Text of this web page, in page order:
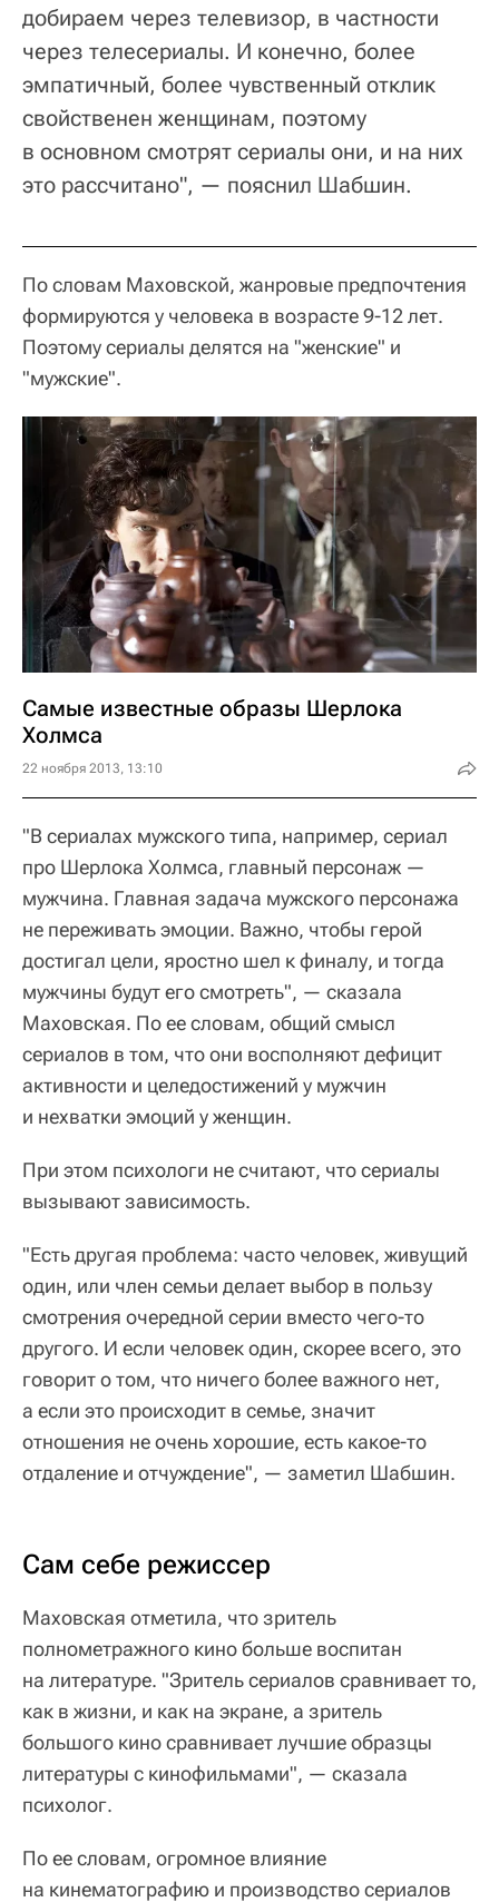
добираем через телевизор, в частности
через телесериалы. И конечно, более
эмпатичный, более чувственный отклик
свойственен женщинам, поэтому
в основном смотрят сериалы они, и на них
это рассчитано", — пояснил Шабшин.
По словам Маховской, жанровые предпочтения
формируются у человека в возрасте 9-12 лет.
Поэтому сериалы делятся на "женские" и
"мужские".
Самые известные образы Шерлока
Холмса
22 ноября 2013, 13:10
"В сериалах мужского типа, например, сериал
про Шерлока Холмса, главный персонаж —
мужчина. Главная задача мужского персонажа
не переживать эмоции. Важно, чтобы герой
достигал цели, яростно шел к финалу, и тогда
мужчины будут его смотреть", — сказала
Маховская. По ее словам, общий смысл
сериалов в том, что они восполняют дефицит
активности и целедостижений у мужчин
и нехватки эмоций у женщин.
При этом психологи не считают, что сериалы
вызывают зависимость.
"Есть другая проблема: часто человек, живущий
один, или член семьи делает выбор в пользу
смотрения очередной серии вместо чего-то
другого. И если человек один, скорее всего, это
говорит о том, что ничего более важного нет,
а если это происходит в семье, значит
отношения не очень хорошие, есть какое-то
отдаление и отчуждение", — заметил Шабшин.
Сам себе режиссер
Маховская отметила, что зритель
полнометражного кино больше воспитан
на литературе. "Зритель сериалов сравнивает то,
как в жизни, и как на экране, а зритель
большого кино сравнивает лучшие образцы
литературы с кинофильмами", — сказала
психолог.
По ее словам, огромное влияние
на кинематографию и производство сериалов